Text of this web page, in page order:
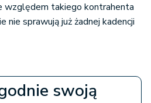
względem takiego kontrahenta
sprawują już żadnej kadencji
swoją